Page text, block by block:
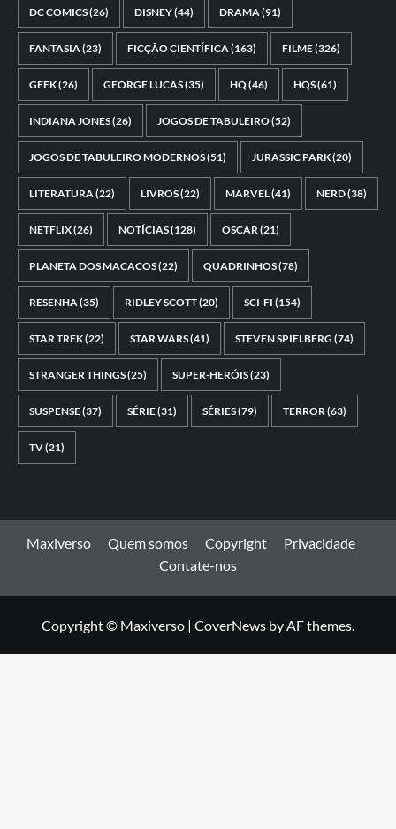
DC COMICS(26) DISNEY(44) DRAMA(91)
FANTASIA(23) FICÇÃO CIENTÍFICA(163) FILME(326)
GEEK(26) GEORGE LUCAS(35) HQ(46) HQS(61)
INDIANA JONES(26) JOGOS DE TABULEIRO(52)
JOGOS DE TABULEIRO MODERNOS(51) JURASSIC PARK(20)
LITERATURA(22) LIVROS(22) MARVEL(41) NERD(38)
NETFLIX(26) NOTÍCIAS(128) OSCAR(21)
PLANETA DOS MACACOS(22) QUADRINHOS(78)
RESENHA(35) RIDLEY SCOTT(20) SCI-FI (154)
STAR TREK(22) STAR WARS(41) STEVEN SPIELBERG (74)
STRANGER THINGS(25) SUPER-HERÓIS(23)
SUSPENSE(37) SÉRIE(31) SÉRIES(79) TERROR(63)
TV(21)
Maxiverso Quem somos Copyright
Privacidade
Contate-nos
Copyright © Maxiverso | CoverNews by AF themes.